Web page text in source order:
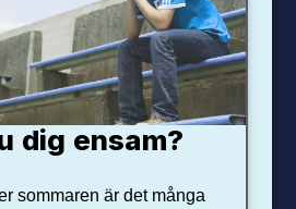
dig ensam?
sommaren är det många